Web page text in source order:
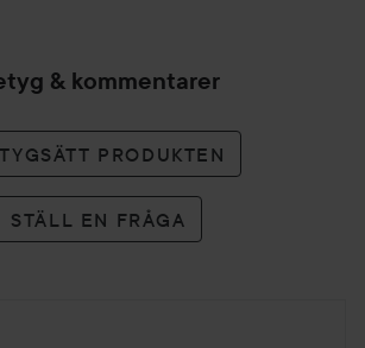
& kommentarer
PRODUKTEN
STÄLL EN FRÅGA